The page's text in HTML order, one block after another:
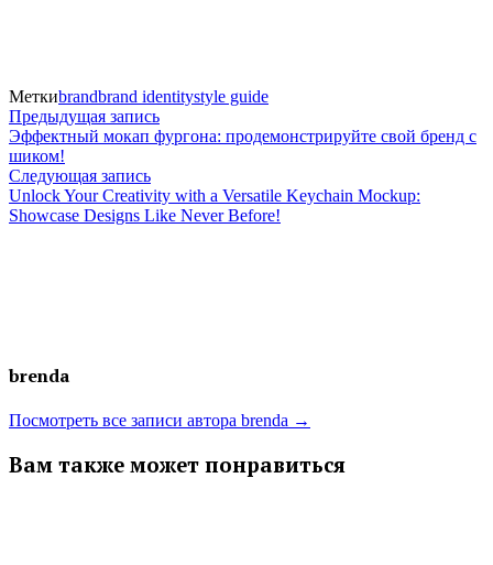
Меткиbrandbrand identitystyle guide
Навигация
по
записям
Предыдущая записьПредыдущая
запись:
Эффектный мокап фургона: продемонстрируйте свой бренд с
шиком!
Следующая записьСледующая
запись:
Unlock Your Creativity with a Versatile Keychain Mockup:
Showcase Designs Like Never Before!
brenda
Посмотреть все записи автора brenda →
Вам также может понравиться